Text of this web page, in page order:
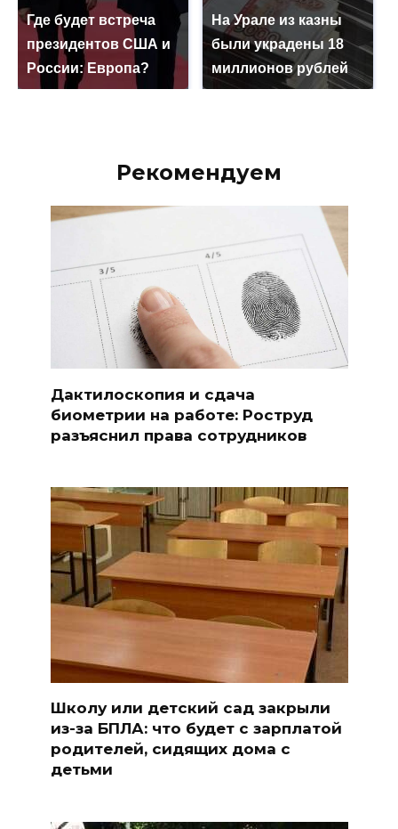
Где будет встреча
президентов США и
России: Европа?
На Урале из казны
были украдены 18
миллионов рублей
Рекомендуем
Дактилоскопия и сдача
биометрии на работе: Роструд
разъяснил права сотрудников
Школу или детский сад закрыли
из-за БПЛА: что будет с зарплатой
родителей, сидящих дома с
детьми